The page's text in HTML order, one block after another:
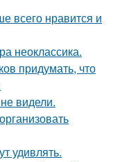
всего нравится и
неоклассика.
придумать, что
видели.
удивлять.